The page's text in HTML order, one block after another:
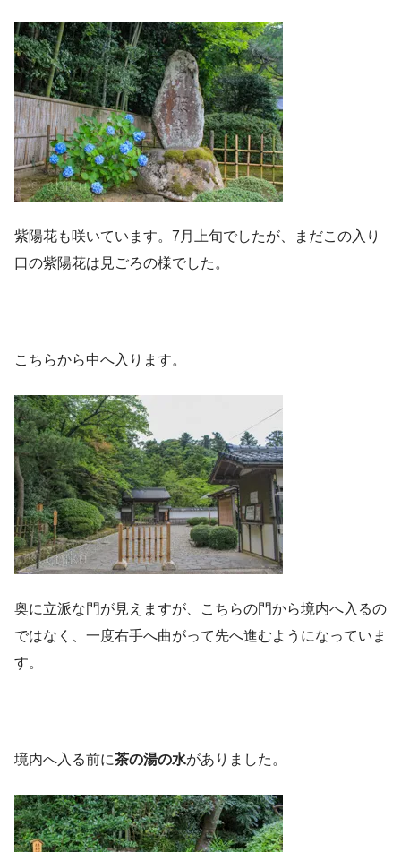
紫陽花も咲いています。7月上旬でしたが、まだこの入り
口の紫陽花は見ごろの様でした。
こちらから中へ入ります。
奥に立派な門が見えますが、こちらの門から境内へ入るの
ではなく、一度右手へ曲がって先へ進むようになっていま
す。
境内へ入る前に茶の湯の水がありました。